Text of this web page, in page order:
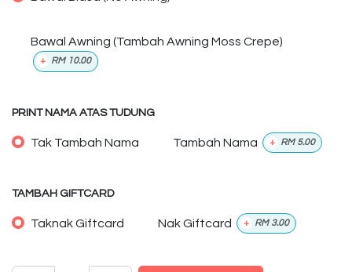
Bawal Awning (Tambah Awning Moss Crepe)
+ RM 10.00
PRINT NAMA ATAS TUDUNG
Tak Tambah Nama Tambah Nama + RM 5.00
TAMBAH GIFTCARD
Taknak Giftcard Nak Giftcard + RM 3.00